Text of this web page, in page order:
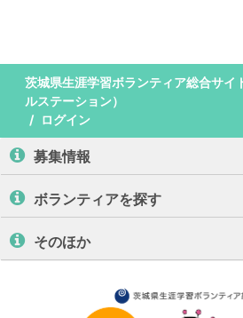
茨城県生涯学習ボランティア総合サ
ルステーション）
ログイン
募集情報
ボランティアを探す
そのほか